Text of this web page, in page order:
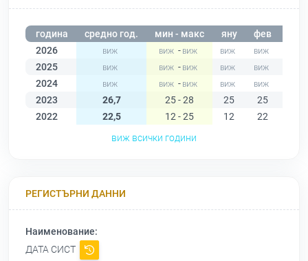
година средно год. мин - макс яну фев
2026
-
2025
-
2024
-
2023
26,7 25 - 28 25 25
2022
22,5 12 - 25 12 22
виж всички години
РЕГИСТЪРНИ ДАННИ
Наименование:
ДАТА СИСТ